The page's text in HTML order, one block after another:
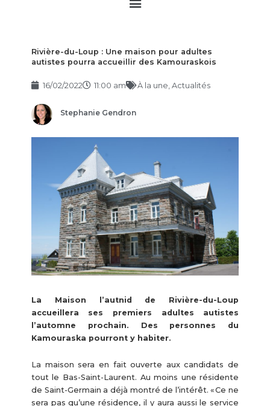
Rivière-du-Loup : Une maison pour adultes
autistes pourra accueillir des Kamouraskois
16/02/2022 11:00 am À la une Actualités
Stephanie Gendron
La Maison l’autnid de Rivière-du-Loup
accueillera ses premiers adultes autistes
l’automne prochain. Des personnes du
Kamouraska pourront y habiter.
La maison sera en fait ouverte aux candidats de
tout le Bas-Saint-Laurent. Au moins une résidente
de Saint-Germain a déjà montré de l’intérêt. « Ce ne
sera pas qu’une résidence, il y aura aussi le service